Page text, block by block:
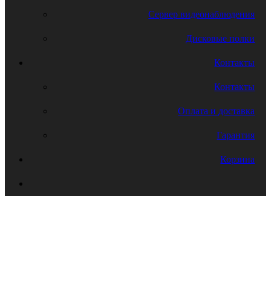
Сервер видеонаблюдения
Дисковые полки
Контакты
Контакты
Оплата и доставка
Гарантия
Корзина